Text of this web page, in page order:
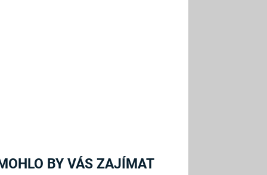
BY VÁS ZAJÍMAT